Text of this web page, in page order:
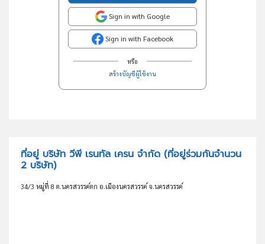
Sign in with Google
Sign in with Facebook
หรือ
สร้างบัญชีผู้ใช้งาน
ที่อยู่ บริษัท วีพี เรนทัล เครน จำกัด (ที่อยู่ร่วมกันจำนวน
2 บริษัท)
34/3 หมู่ที่ 8 ต.นครสวรรค์ตก อ.เมืองนครสวรรค์ จ.นครสวรรค์